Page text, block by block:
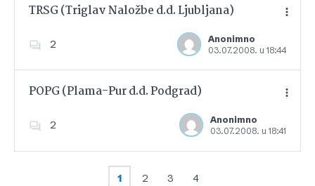
TRSG (Triglav Naložbe d.d. Ljubljana)
2
Anonimno
03.07.2008. u 18:44
Dodajte u favorite
POPG (Plama-Pur d.d. Podgrad)
2
Anonimno
03.07.2008. u 18:41
Dodajte u favorite
1 2 3 4